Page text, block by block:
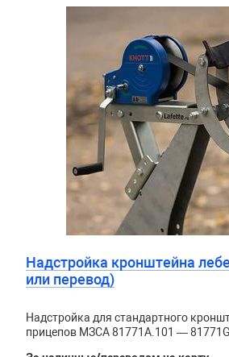
Надстройка кронштейна
или перевод)
Надстройка для стандартного
прицепов МЗСА 81771A.101 —